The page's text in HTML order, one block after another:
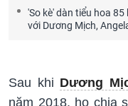
'So kè' dàn tiểu hoa 85
với Dương Mịch,
Sau khi Dương
năm 2018, họ chia